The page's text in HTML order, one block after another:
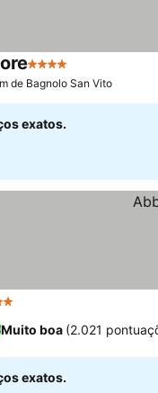
4 Estrelas
de Bagnolo San Vito
exatos.
Muito boa (2.021
exatos.